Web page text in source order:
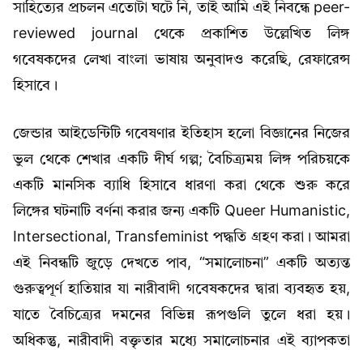
সাহিত্যের প্রচলন এতোটা ঘটে নি, তাই আমি এই নিবন্ধে peer-
reviewed journal থেকে প্রকাশিত উল্লেখিত লিঙ্গ
গবেষকদের লেখা বাংলা ভাষায় অনুবাদও করেছি, রেফারেন্স
হিসাবে।
জেন্ডার আইডেন্টিটি গবেষণার ইতিহাস হলো বিজ্ঞানের নিজের
ভুল থেকে শেখার একটি দীর্ঘ গল্প; বৈচিত্র্যময় লিঙ্গ পরিচয়কে
একটি মানসিক ব্যাধি হিসাবে ধারণা করা থেকে শুরু করে
লিঙ্গের ঘটনাটি বর্ণনা করার জন্য একটি Queer Humanistic,
Intersectional, Transfeminist পদ্ধতি গ্রহণ করা। আমরা
এই নিবন্ধটি জুড়ে দেখতে পাব, “সমালোচনা” একটি অত্যন্ত
গুরুত্বপূর্ণ হাতিয়ার যা নারীবাদী গবেষকদের দ্বারা ব্যবহৃত হয়,
যাতে বৈচিত্র্যের দমনের বিভিন্ন রূপগুলি তুলে ধরা হয়।
অধিকন্তু, নারীবাদী বক্তৃতার মধ্যে সমালোচনার এই ব্যাপকতা